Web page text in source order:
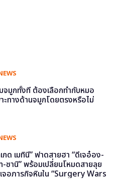
จมูกทั้งที ต้องเลือกทำกับหมอ
ะทางด้านจมูกโดยตรงหรือไม่
กด เมทินี” ฟาดสายฮา “ดีเจอ๋อง-
ซานิ” พร้อมเปลี่ยนโหมดสายลุย
จอภารกิจหินใน “Surgery Wars